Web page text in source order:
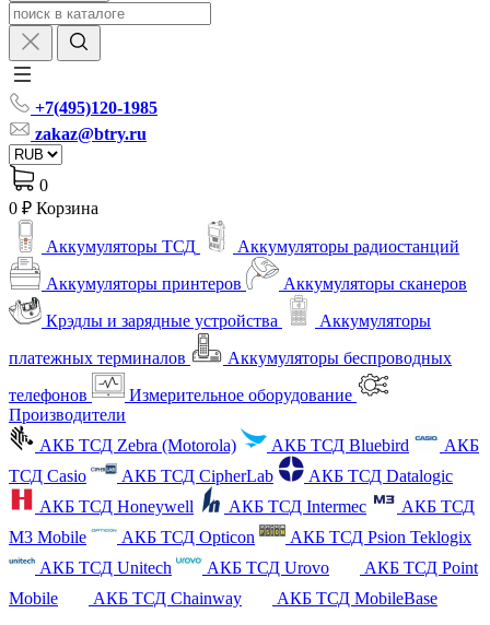
+7(495)120-1985
zakaz@btry.ru
0
0 ₽ Корзина
Аккумуляторы ТСД
Аккумуляторы радиостанций
Аккумуляторы принтеров
Аккумуляторы сканеров
Крэдлы и зарядные устройства
Аккумуляторы
платежных терминалов
Аккумуляторы беспроводных
телефонов
Измерительное оборудование
Производители
АКБ ТСД Zebra (Motorola)
АКБ ТСД Bluebird
АКБ
ТСД Casio
АКБ ТСД CipherLab
АКБ ТСД Datalogic
АКБ ТСД Honeywell
АКБ ТСД Intermec
АКБ ТСД
M3 Mobile
АКБ ТСД Opticon
АКБ ТСД Psion Teklogix
АКБ ТСД Unitech
АКБ ТСД Urovo
АКБ ТСД Point
Mobile
АКБ ТСД Chainway
АКБ ТСД MobileBase